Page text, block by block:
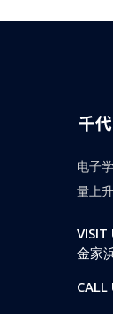
电子
量上
VISIT
金家
CALL